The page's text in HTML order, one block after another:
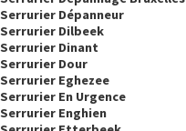
Serrurier Dépanneur
Serrurier Dilbeek
Serrurier Dinant
Serrurier Dour
Serrurier Eghezee
Serrurier En Urgence
Serrurier Enghien